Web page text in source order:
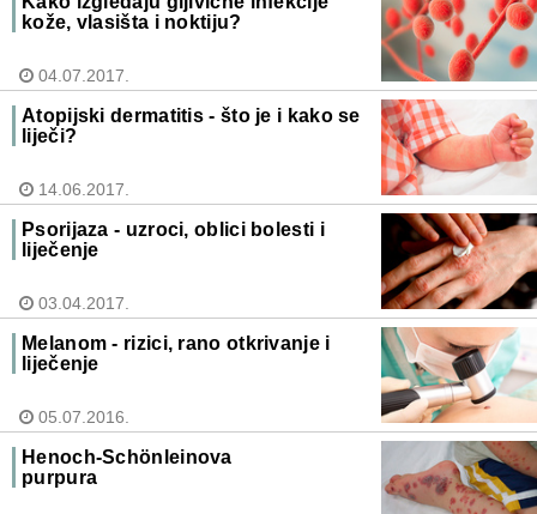
kože, vlasišta i noktiju?
04.07.2017.
Atopijski dermatitis - što je i kako se
liječi?
14.06.2017.
Psorijaza - uzroci, oblici bolesti i
liječenje
03.04.2017.
Melanom - rizici, rano otkrivanje i
liječenje
05.07.2016.
Henoch-Schönleinova
purpura